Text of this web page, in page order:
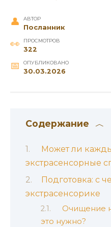
АВТОР
Посланник
ПРОСМОТРОВ
322
ОПУБЛИКОВАНО
30.03.2026
Содержание
Может ли
экстрасенсорные
Подготовка: с
экстрасенсорике
Очищение
это нужно?